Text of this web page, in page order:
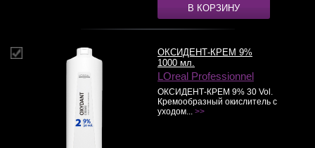
В КОРЗИНУ
ОКСИДЕНТ-КРЕМ 9%
1000 мл.
LOreal Professionnel
ОКСИДЕНТ-КРЕМ 9% 30 Vol.
Кремообразный окислитель с
уходом... >>